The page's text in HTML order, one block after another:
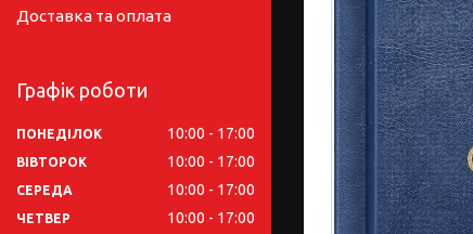
Доставка та оплата
Графік роботи
ПОНЕДІЛОК 10:00 17:00
ВІВТОРОК 10:00 17:00
СЕРЕДА 10:00 17:00
ЧЕТВЕР 10:00 17:00